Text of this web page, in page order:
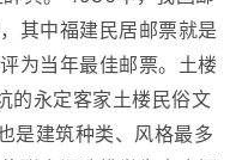
其中福建民居邮票就是
为当年最佳邮票。土楼
的永定客家土楼民俗文
是建筑种类、风格最多